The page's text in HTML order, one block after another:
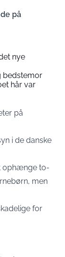
på
nye
bedstemor
hår var
på
i de danske
ophænge to-
men
for